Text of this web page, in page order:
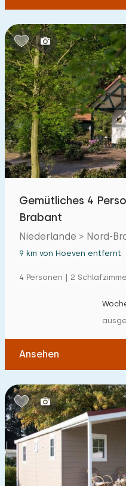
Kindermöbel
Eingezäunter
Spielgeräte im
Hallenbad
Freibad
Kinderanimation
Kindereinrichtungen
Eingeschränkte
Rollstuhlgerecht
Hilfsmittel
Gemütliches 4
Brabant
Niederlande > Nord-
9 km von Hoeven entfernt
4 Personen | 2
Ansehen